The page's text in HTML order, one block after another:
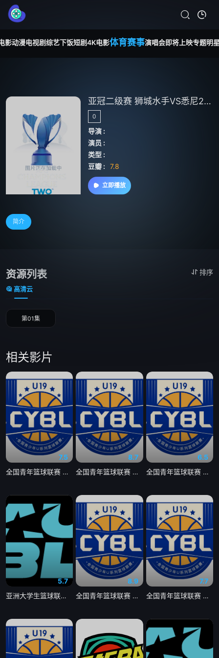
影动漫电视剧综艺下饭短剧4K电影体育赛事演唱会即将上映专题明
亚冠二级赛 狮城水手VS悉尼20250409
0
导演 :
演员 :
类型 :
豆瓣 :
7.8
立即播放
简介
资源列表 排序
高清云
第01集
相关影片
7.5
全国青年篮球联赛 深圳新世纪83-72北京首钢20260804
8.7
全国青年篮球联赛 山东山高83-70龙狮青年20260804
6.5
全国青年篮球联赛 山东山高79-59新疆广汇20260803
5.7
亚洲大学生篮球联赛 早稻田大学VS清华大学20260804
8.9
全国青年篮球联赛 青岛国信海天92-71山西汾酒20260803
7.7
全国青年篮球联赛 天津荣钢66-79吉林东北虎20260804